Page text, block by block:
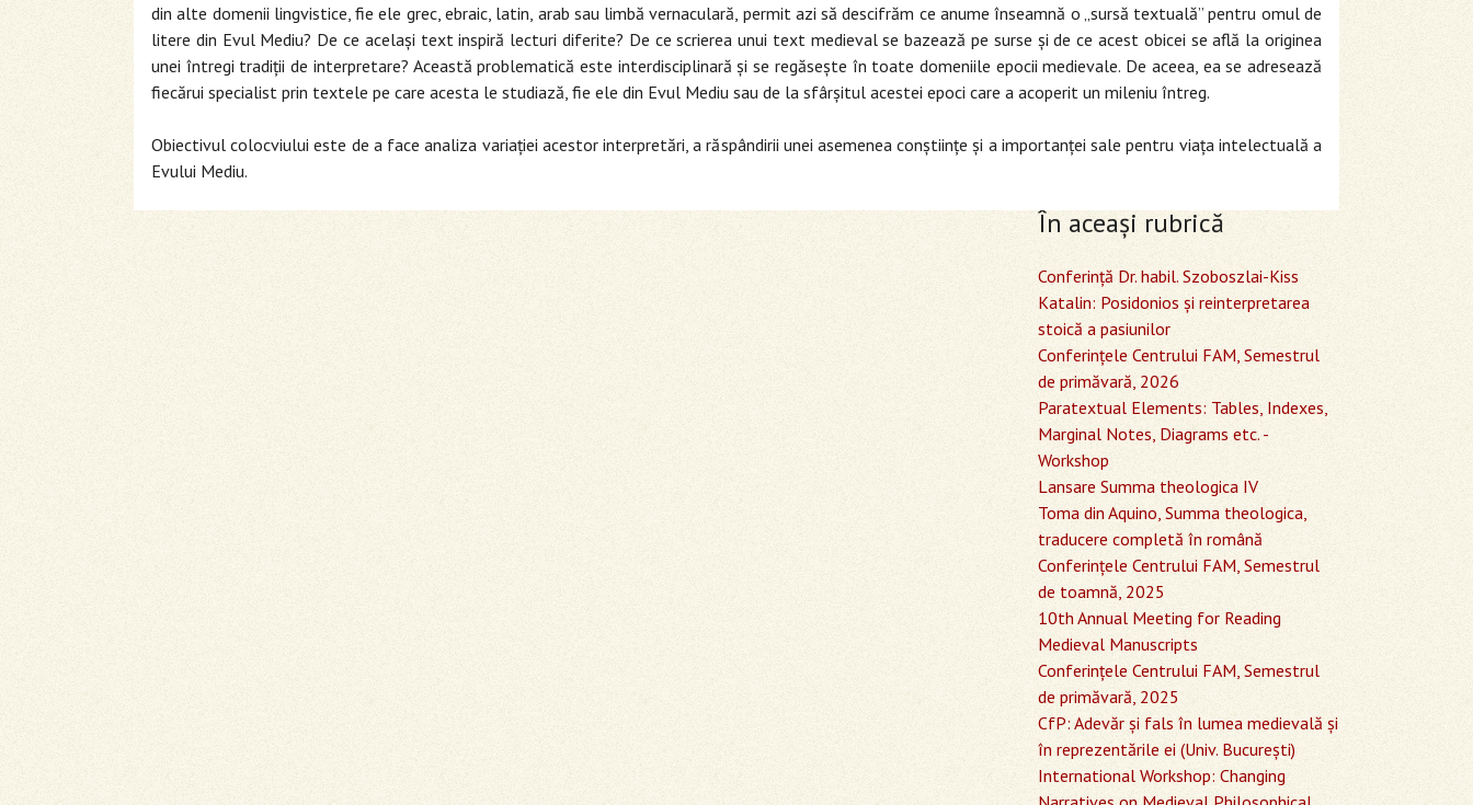
din alte domenii lingvistice, fie ele grec, ebraic, latin, arab sau limbă vernaculară, permit azi să descifrăm ce anume înseamnă o „sursă textuală” pentru omul de
litere din Evul Mediu? De ce acelaşi text inspiră lecturi diferite? De ce scrierea unui text medieval se bazează pe surse şi de ce acest obicei se află la originea
unei întregi tradiţii de interpretare? Această problematică este interdisciplinară şi se regăseşte în toate domeniile epocii medievale. De aceea, ea se adresează
fiecărui specialist prin textele pe care acesta le studiază, fie ele din Evul Mediu sau de la sfârşitul acestei epoci care a acoperit un mileniu întreg.
Obiectivul colocviului este de a face analiza variaţiei acestor interpretări, a răspândirii unei asemenea conştiinţe şi a importanţei sale pentru viaţa intelectuală a
Evului Mediu.
În aceaşi rubrică
Conferință Dr. habil. Szoboszlai-Kiss
Katalin: Posidonios și reinterpretarea
stoică a pasiunilor
Conferinţele Centrului FAM, Semestrul
de primăvară, 2026
Paratextual Elements: Tables, Indexes,
Marginal Notes, Diagrams etc. -
Workshop
Lansare Summa theologica IV
Toma din Aquino, Summa theologica,
traducere completă în română
Conferinţele Centrului FAM, Semestrul
de toamnă, 2025
10th Annual Meeting for Reading
Medieval Manuscripts
Conferinţele Centrului FAM, Semestrul
de primăvară, 2025
CfP: Adevăr și fals în lumea medievală și
în reprezentările ei (Univ. București)
International Workshop: Changing